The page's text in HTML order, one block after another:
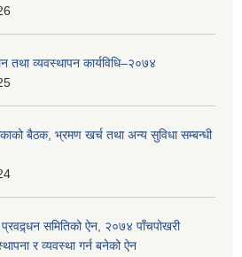
तथा व्यवस्थापन कार्यविधि–२०७४
बैठक, भ्रमण खर्च तथा अन्य सुविधा सम्बन्धी
समितिको ऐन, २०७४ पाँचपोखरी
र व्यवस्था गर्न बनेको ऐन